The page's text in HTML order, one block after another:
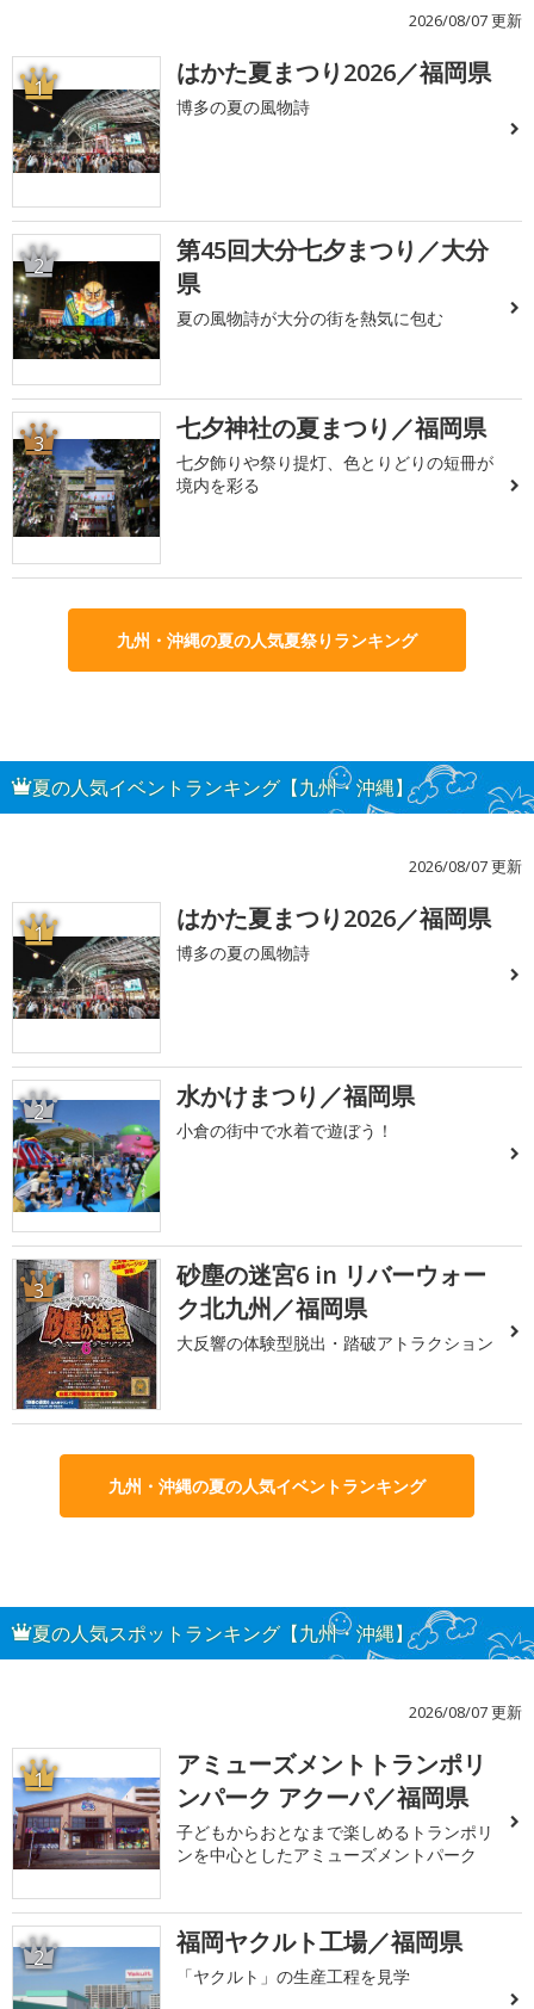
2026/08/07 更新
1 はかた夏まつり2026／福岡県
博多の夏の風物詩
2
第45回大分七夕まつり／大分
県
夏の風物詩が大分の街を熱気に包む
3 七夕神社の夏まつり／福岡県
七夕飾りや祭り提灯、色とりどりの短冊が
境内を彩る
九州・沖縄の夏の人気夏祭りランキング
夏の人気イベントランキング【九州・沖縄】
2026/08/07 更新
1 はかた夏まつり2026／福岡県
博多の夏の風物詩
2 水かけまつり／福岡県
小倉の街中で水着で遊ぼう！
3
砂塵の迷宮6 in リバーウォー
ク北九州／福岡県
大反響の体験型脱出・踏破アトラクション
九州・沖縄の夏の人気イベントランキング
夏の人気スポットランキング【九州・沖縄】
2026/08/07 更新
1
アミューズメントトランポリ
ンパーク アクーパ／福岡県
子どもからおとなまで楽しめるトランポリ
ンを中心としたアミューズメントパーク
2 福岡ヤクルト工場／福岡県
「ヤクルト」の生産工程を見学